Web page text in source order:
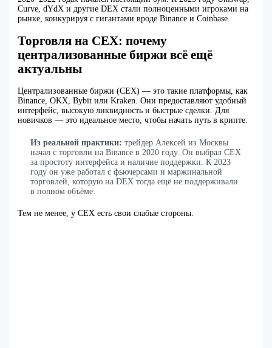
Curve, dYdX и другие DEX стали полноценными игроками на
рынке, конкурируя с гигантами вроде Binance и Coinbase.
Торговля на CEX: почему
централизованные биржи всё ещё
актуальны
Централизованные биржи (CEX) — это такие платформы, как
Binance, OKX, Bybit или Kraken. Они предоставляют удобный
интерфейс, высокую ликвидность и быстрые сделки. Для
новичков — это идеальное место, чтобы начать путь в крипте.
Из реальной практики: трейдер Алексей из Москвы
начал с торговли на Binance в 2020 году. Он выбрал CEX
за простоту интерфейса и наличие поддержки. К 2023
году он уже работал с фьючерсами и маржинальной
торговлей, которую на DEX тогда ещё не поддерживали
в полном объёме.
Тем не менее, у CEX есть свои слабые стороны.